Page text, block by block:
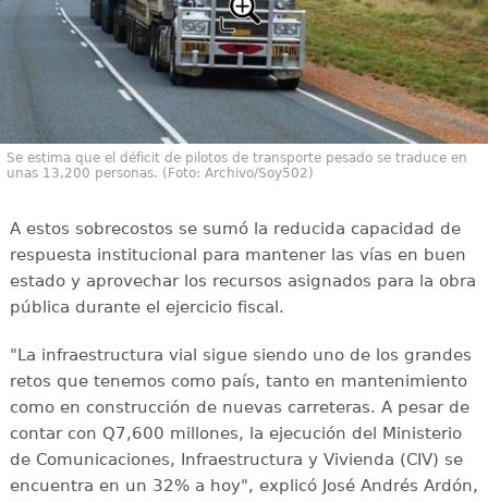
Se estima que el déficit de pilotos de transporte pesado se traduce en
unas 13,200 personas. (Foto: Archivo/Soy502)
A estos sobrecostos se sumó la reducida capacidad de
respuesta institucional para mantener las vías en buen
estado y aprovechar los recursos asignados para la obra
pública durante el ejercicio fiscal.
"La infraestructura vial sigue siendo uno de los grandes
retos que tenemos como país, tanto en mantenimiento
como en construcción de nuevas carreteras. A pesar de
contar con Q7,600 millones, la ejecución del Ministerio
de Comunicaciones, Infraestructura y Vivienda (CIV) se
encuentra en un 32% a hoy", explicó José Andrés Ardón,